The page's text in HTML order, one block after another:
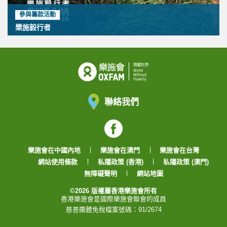
參與籌款活動
樂施毅行者
聯絡我們
Facebook
樂施會在中國內地 樂施會在澳門
樂施會在台灣
網站使用條款
私隱政策 (香港)
私隱政策 (澳門)
無障礙聲明
網站地圖
©2026 版權屬香港樂施會所有
香港樂施會是國際樂施會聯會的成員
慈善團體免稅檔案號碼：91/2674